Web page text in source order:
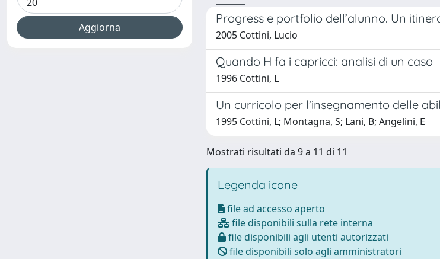
Progress e portfolio dell’alunno. Un
2005 Cottini, Lucio
Quando H fa i capricci: analisi di un caso
1996 Cottini, L
Un curricolo per l'insegnamento delle
1995 Cottini, L; Montagna, S; Lani, B; Angelini, E
Mostrati risultati da 9 a 11 di 11
Legenda icone
file ad accesso aperto
file disponibili sulla rete interna
file disponibili agli utenti autorizzati
file disponibili solo agli amministratori